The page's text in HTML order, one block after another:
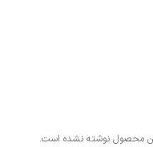
محصول نوشته نشده است.